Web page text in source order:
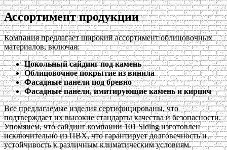
Ассортимент продукции
Компания предлагает широкий ассортимент облицовочных
материалов, включая:
Цокольный сайдинг под камень
Облицовочное покрытие из винила
Фасадные панели под бревно
Фасадные панели, имитирующие камень и кирпич
Все предлагаемые изделия сертифицированы, что
подтверждает их высокие стандарты качества и безопасности.
Упомянем, что сайдинг компании 101 Siding изготовлен
исключительно из ПВХ, что гарантирует долговечность и
устойчивость к различным климатическим условиям.